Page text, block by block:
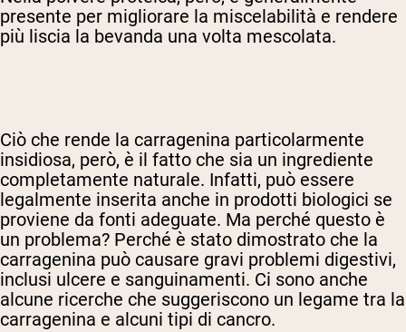
presente per migliorare la miscelabilità e rendere
più liscia la bevanda una volta mescolata.
Ciò che rende la carragenina particolarmente
insidiosa, però, è il fatto che sia un ingrediente
completamente naturale. Infatti, può essere
legalmente inserita anche in prodotti biologici se
proviene da fonti adeguate. Ma perché questo è
un problema? Perché è stato dimostrato che la
carragenina può causare gravi problemi digestivi,
inclusi ulcere e sanguinamenti. Ci sono anche
alcune ricerche che suggeriscono un legame tra la
carragenina e alcuni tipi di cancro.